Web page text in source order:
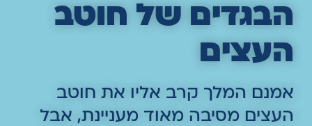
הבגדים של חוטב
העצים
אמנם המלך קרב אליו את חוטב
העצים מסיבה מאוד מעניינת, אבל